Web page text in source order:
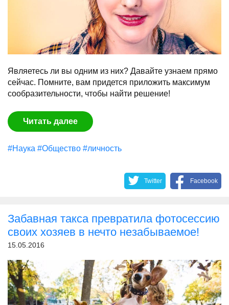
Являетесь ли вы одним из них? Давайте узнаем прямо
сейчас. Помните, вам придется приложить максимум
сообразительности, чтобы найти решение!
Читать далее
#Наука #Общество #личность
Twitter Facebook
Забавная такса превратила фотосессию
своих хозяев в нечто незабываемое!
15.05.2016